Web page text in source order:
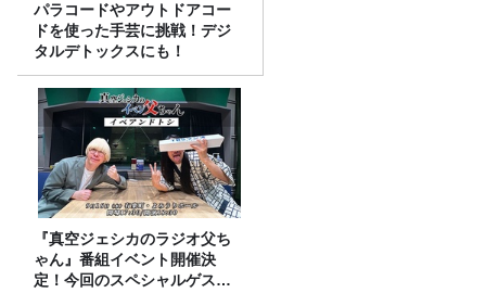
パラコードやアウトドアコー
ドを使った手芸に挑戦！デジ
タルデトックスにも！
『真空ジェシカのラジオ父ち
ゃん』番組イベント開催決
定！今回のスペシャルゲスト